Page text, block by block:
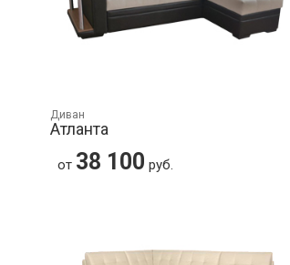
Диван
Атланта
от 38 100 руб.